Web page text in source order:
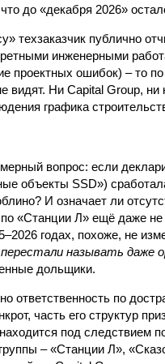
до «декабря 2026»
техзаказчик публично
инженерными
проектных ошибок) – то
видят. Ни Capital Group, ни
графика
вопрос: если
объекты SSD»)
И означает ли
«Станции Л» ещё даже
годах, похоже, не
называть даже
дольщики.
ответственность по
часть его структур
под следствием
– «Станции Л»,